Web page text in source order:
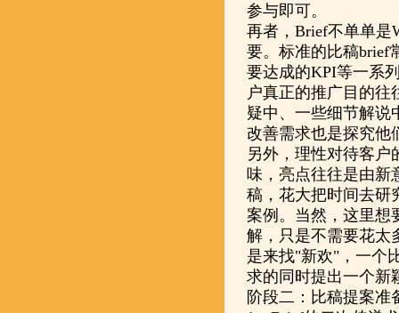
参与即可。
再者，Brief不单单是
要。标准的比稿brief
要达成的KPI等一系
户真正的推广目的
疑中、一些细节解说
改善需求也是探究他
另外，理性对待客户
味，亮点往往是由新
稿，花大把时间去研
案例。当然，这里想
解，只是不需要花太
是来找"新欢"，一个
求的同时提出一个新
阶段二：比稿提案准